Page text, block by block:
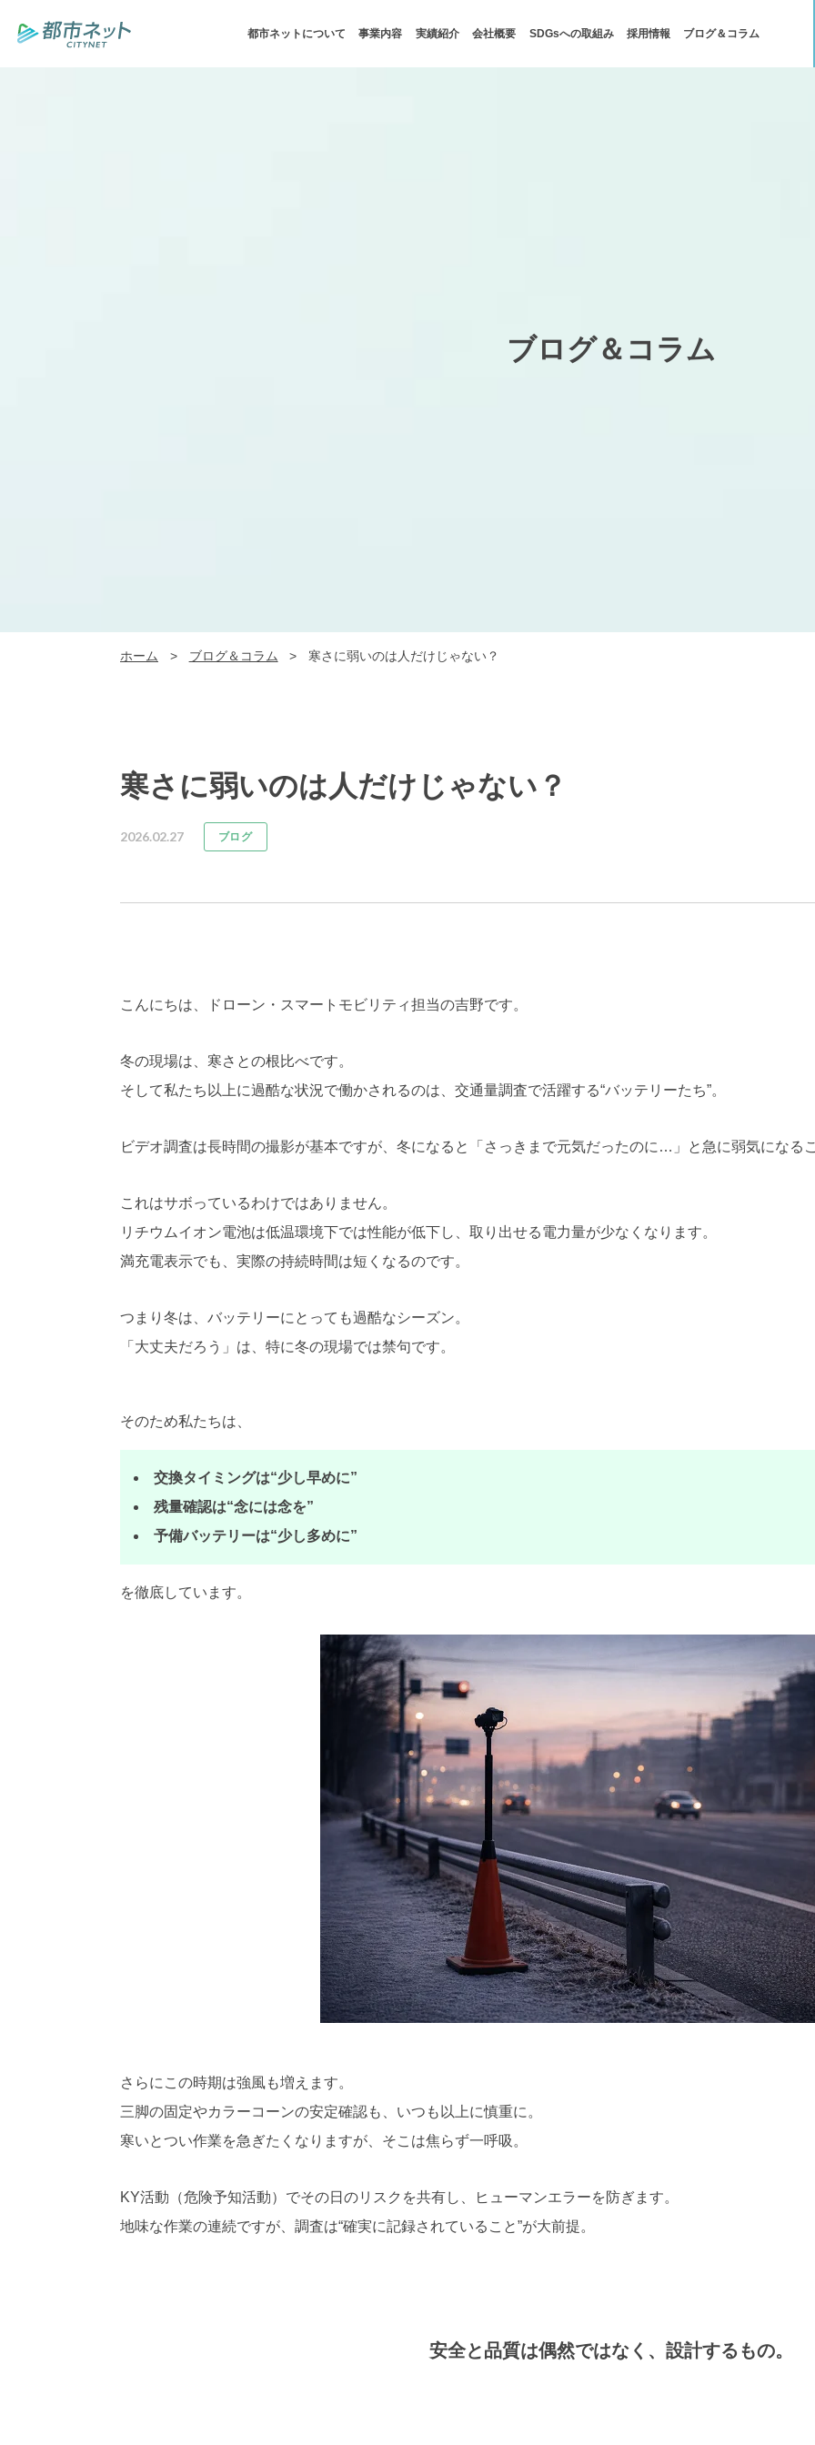
都市ネットについて 事業内容 実績紹介 会社概要 SDGsへの取組み 採用情報 ブログ＆コラム
ブログ＆コラム
ホーム > ブログ＆コラム > 寒さに弱いのは人だけじゃない？
寒さに弱いのは人だけじゃない？
2026.02.27 ブログ
こんにちは、ドローン・スマートモビリティ担当の吉野です。
冬の現場は、寒さとの根比べです。
そして私たち以上に過酷な状況で働かされるのは、交通量調査で活躍する“バッテリーたち”。
ビデオ調査は長時間の撮影が基本ですが、冬になると「さっきまで元気だったのに…」と急に弱気になる
これはサボっているわけではありません。
リチウムイオン電池は低温環境下では性能が低下し、取り出せる電力量が少なくなります。
満充電表示でも、実際の持続時間は短くなるのです。
つまり冬は、バッテリーにとっても過酷なシーズン。
「大丈夫だろう」は、特に冬の現場では禁句です。
そのため私たちは、
交換タイミングは“少し早めに”
残量確認は“念には念を”
予備バッテリーは“少し多めに”
を徹底しています。
さらにこの時期は強風も増えます。
三脚の固定やカラーコーンの安定確認も、いつも以上に慎重に。
寒いとつい作業を急ぎたくなりますが、そこは焦らず一呼吸。
KY活動（危険予知活動）でその日のリスクを共有し、ヒューマンエラーを防ぎます。
地味な作業の連続ですが、調査は“確実に記録されていること”が大前提。
安全と品質は偶然ではなく、設計するもの。